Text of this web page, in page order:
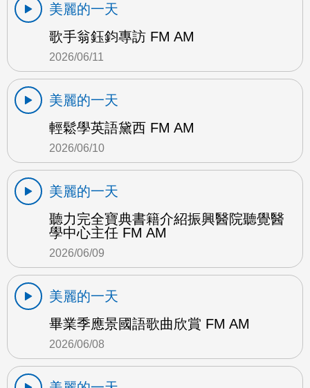
美麗的一天
歌手翁鈺鈞專訪 FM AM
2026/06/11
美麗的一天
輕鬆學英語黛西 FM AM
2026/06/10
美麗的一天
聽力完全寶典書籍介紹振興醫院聽覺醫
學中心主任 FM AM
2026/06/09
美麗的一天
畢業季應景國語歌曲欣賞 FM AM
2026/06/08